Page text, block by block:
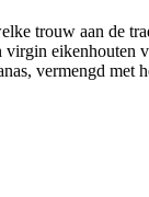
trouw aan de
eikenhouten
vermengd met